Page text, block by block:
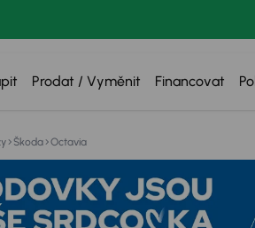
Prodat / Vyměnit Financovat
Zrušit vše
Škoda Octavia